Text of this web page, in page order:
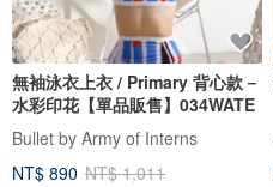
無袖泳衣上衣 / Primary 背心款－
水彩印花【單品販售】034WATE
Bullet by Army of Interns
NT$ 890 NT$ 1,011